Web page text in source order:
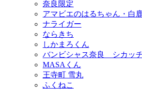
奈良限定
アマビエのはるちゃん・白
ナライガー
ならきち
しかまろくん
バンビシャス奈良 シカッ
MASAくん
王寺町 雪丸
ふくねこ